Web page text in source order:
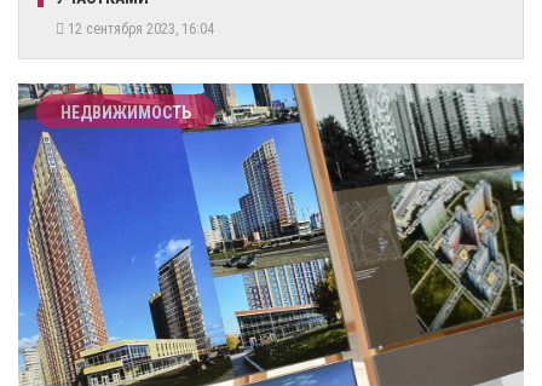
12 сентября 2023, 16:04
НЕДВИЖИМОСТЬ